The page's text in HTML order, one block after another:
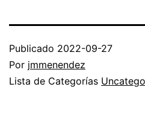
Publicado 2022-09-27
Por jmmenendez
Lista de Categorías